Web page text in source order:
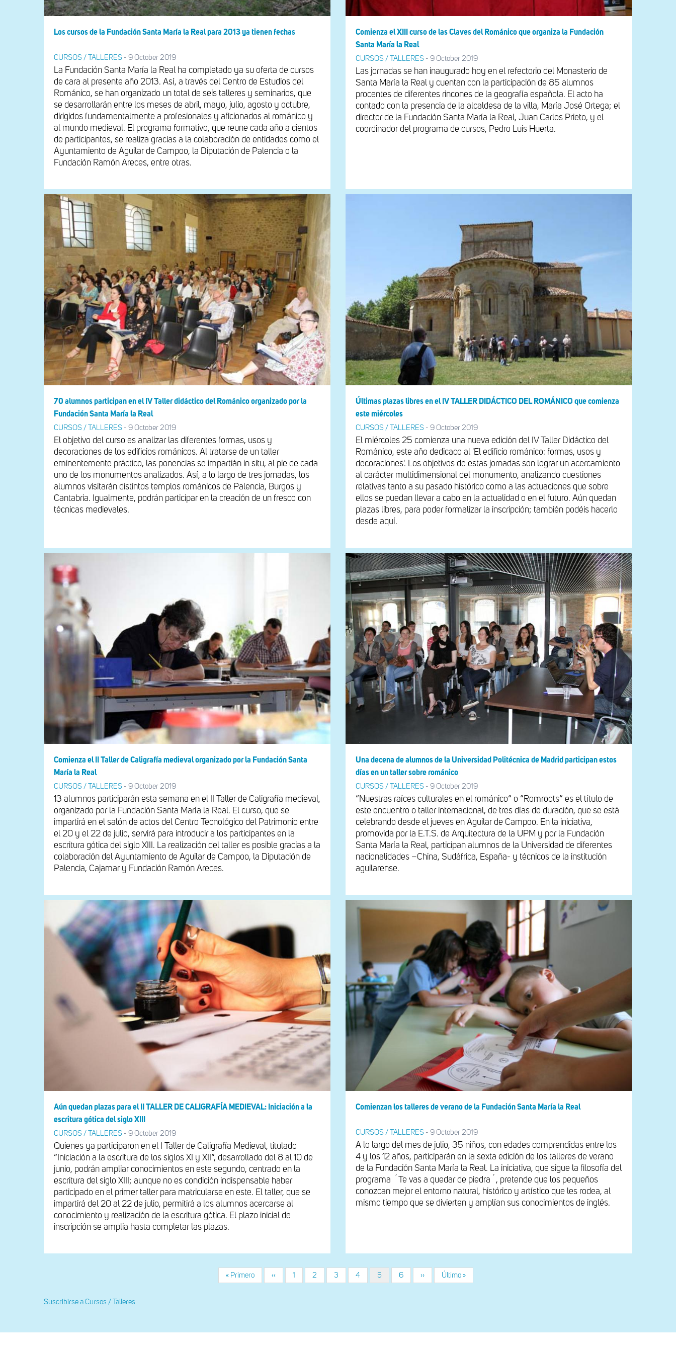
Los cursos de la Fundación Santa María la Real para 2013 ya tienen fechas
CURSOS / TALLERES - 9 October 2019
La Fundación Santa María la Real ha completado ya su oferta de cursos
de cara al presente año 2013. Así, a través del Centro de Estudios del
Románico, se han organizado un total de seis talleres y seminarios, que
se desarrollarán entre los meses de abril, mayo, julio, agosto y octubre,
dirigidos fundamentalmente a profesionales y aficionados al románico y
al mundo medieval. El programa formativo, que reune cada año a cientos
de participantes, se realiza gracias a la colaboración de entidades como el
Ayuntamiento de Aguilar de Campoo, la Diputación de Palencia o la
Fundación Ramón Areces, entre otras.
Comienza el XIII curso de las Claves del Románico que organiza la Fundación
Santa María la Real
CURSOS / TALLERES - 9 October 2019
Las jornadas se han inaugurado hoy en el refectorio del Monasterio de
Santa María la Real y cuentan con la participación de 85 alumnos
procentes de diferentes rincones de la geografía española. El acto ha
contado con la presencia de la alcaldesa de la villa, María José Ortega; el
director de la Fundación Santa María la Real, Juan Carlos Prieto, y el
coordinador del programa de cursos, Pedro Luis Huerta.
70 alumnos participan en el IV Taller didáctico del Románico organizado por la
Fundación Santa María la Real
CURSOS / TALLERES - 9 October 2019
El objetivo del curso es analizar las diferentes formas, usos y
decoraciones de los edificios románicos. Al tratarse de un taller
eminentemente práctico, las ponencias se impartián in situ, al pie de cada
uno de los monumentos analizados. Así, a lo largo de tres jornadas, los
alumnos visitarán distintos templos románicos de Palencia, Burgos y
Cantabria. Igualmente, podrán participar en la creación de un fresco con
técnicas medievales.
Últimas plazas libres en el IV TALLER DIDÁCTICO DEL ROMÁNICO que comienza
este miércoles
CURSOS / TALLERES - 9 October 2019
El miércoles 25 comienza una nueva edición del IV Taller Didáctico del
Románico, este año dedicaco al 'El edificio románico: formas, usos y
decoraciones'. Los objetivos de estas jornadas son lograr un acercamiento
al carácter multidimensional del monumento, analizando cuestiones
relativas tanto a su pasado histórico como a las actuaciones que sobre
ellos se puedan llevar a cabo en la actualidad o en el futuro. Aún quedan
plazas libres, para poder formalizar la inscripción; también podéis hacerlo
desde aquí.
Comienza el II Taller de Caligrafía medieval organizado por la Fundación Santa
María la Real
CURSOS / TALLERES - 9 October 2019
13 alumnos participarán esta semana en el II Taller de Caligrafía medieval,
organizado por la Fundación Santa María la Real. El curso, que se
impartirá en el salón de actos del Centro Tecnológico del Patrimonio entre
el 20 y el 22 de julio, servirá para introducir a los participantes en la
escritura gótica del siglo XIII. La realización del taller es posible gracias a la
colaboración del Ayuntamiento de Aguilar de Campoo, la Diputación de
Palencia, Cajamar y Fundación Ramón Areces.
Una decena de alumnos de la Universidad Politécnica de Madrid participan estos
días en un taller sobre románico
CURSOS / TALLERES - 9 October 2019
“Nuestras raíces culturales en el románico“ o “Romroots“ es el título de
este encuentro o taller internacional, de tres días de duración, que se está
celebrando desde el jueves en Aguilar de Campoo. En la iniciativa,
promovida por la E.T.S. de Arquitectura de la UPM y por la Fundación
Santa María la Real, participan alumnos de la Universidad de diferentes
nacionalidades –China, Sudáfrica, España- y técnicos de la institución
aguilarense.
Aún quedan plazas para el II TALLER DE CALIGRAFÍA MEDIEVAL: Iniciación a la
escritura gótica del siglo XIII
CURSOS / TALLERES - 9 October 2019
Quienes ya participaron en el I Taller de Caligrafía Medieval, titulado
“Iniciación a la escritura de los siglos XI y XII“, desarrollado del 8 al 10 de
junio, podrán ampliar conocimientos en este segundo, centrado en la
escritura del siglo XIII; aunque no es condición indispensable haber
participado en el primer taller para matricularse en este. El taller, que se
impartirá del 20 al 22 de julio, permitirá a los alumnos acercarse al
conocimiento y realización de la escritura gótica. El plazo inicial de
inscripción se amplia hasta completar las plazas.
Comienzan los talleres de verano de la Fundación Santa María la Real
CURSOS / TALLERES - 9 October 2019
A lo largo del mes de julio, 35 niños, con edades comprendidas entre los
4 y los 12 años, participarán en la sexta edición de los talleres de verano
de la Fundación Santa María la Real. La iniciativa, que sigue la filosofía del
programa ´Te vas a quedar de piedra´, pretende que los pequeños
conozcan mejor el entorno natural, histórico y artístico que les rodea, al
mismo tiempo que se divierten y amplían sus conocimientos de inglés.
Primera
página
« Primero
Página
anterior
‹‹ Página
1 Página
2 Página
3 Página
4
Página
actual
5 Página
6
Siguiente
página
››
Última
página
Último »
Suscribirse a Cursos / Talleres